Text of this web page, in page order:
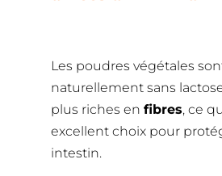
Les poudres végétales
naturellement sans
plus riches en fibres, ce
excellent choix pour
intestin.